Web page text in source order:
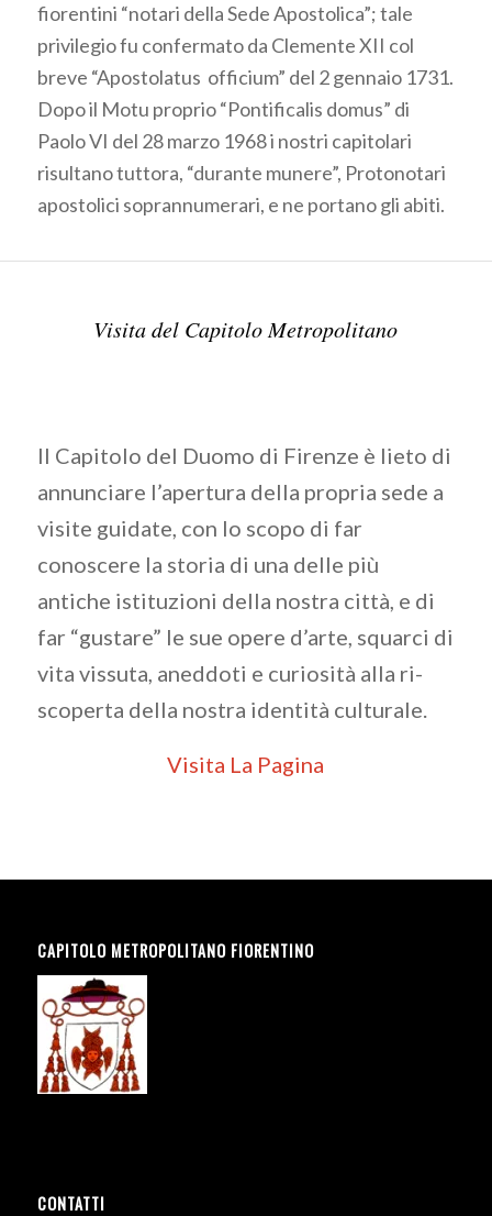
fiorentini “notari della Sede Apostolica”; tale
privilegio fu confermato da Clemente XII col
breve “Apostolatus officium” del 2 gennaio 1731.
Dopo il Motu proprio “Pontificalis domus” di
Paolo VI del 28 marzo 1968 i nostri capitolari
risultano tuttora, “durante munere”, Protonotari
apostolici soprannumerari, e ne portano gli abiti.
Visita del Capitolo Metropolitano
Il Capitolo del Duomo di Firenze è lieto di
annunciare l’apertura della propria sede a
visite guidate, con lo scopo di far
conoscere la storia di una delle più
antiche istituzioni della nostra città, e di
far “gustare” le sue opere d’arte, squarci di
vita vissuta, aneddoti e curiosità alla ri-
scoperta della nostra identità culturale.
Visita La Pagina
CAPITOLO METROPOLITANO FIORENTINO
CONTATTI